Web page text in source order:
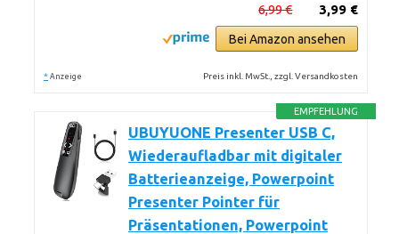
3,99 €
6,99 €
Bei Amazon ansehen
* Anzeige Preis inkl. MwSt., zzgl. Versandkosten
EMPFEHLUNG
UBUYUONE Presenter USB C,
Wiederaufladbar mit digitaler
Batterieanzeige, Powerpoint
Presenter Pointer für
Präsentationen, Powerpoint